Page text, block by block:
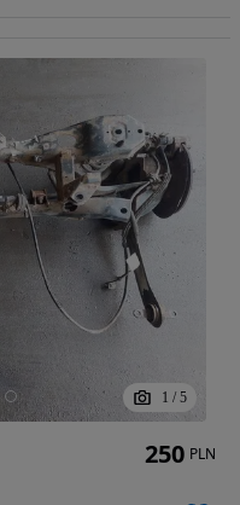
1 / 5
250 PLN